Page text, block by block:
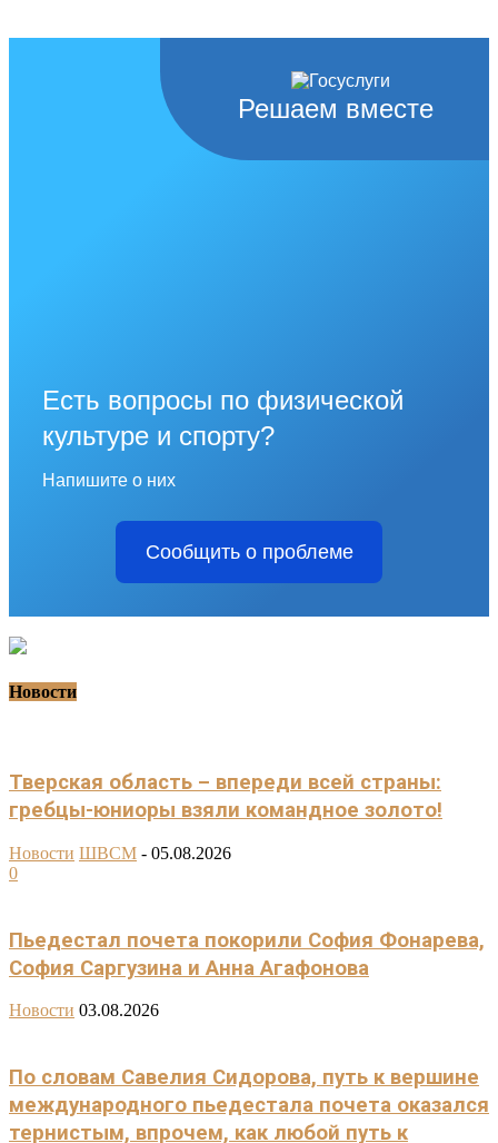
Решаем вместе
Есть вопросы по физической
культуре и спорту?
Напишите о них
Сообщить о проблеме
Новости
Тверская область – впереди всей страны:
гребцы-юниоры взяли командное золото!
Новости ШВСМ - 05.08.2026
0
Пьедестал почета покорили София Фонарева,
София Саргузина и Анна Агафонова
Новости 03.08.2026
По словам Савелия Сидорова, путь к вершине
международного пьедестала почета оказался
тернистым, впрочем, как любой путь к